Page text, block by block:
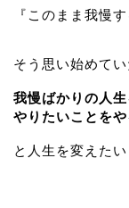
『このまま我慢
そう思い始めて
我慢ばかりの人
やりたいことを
と人生を変えた